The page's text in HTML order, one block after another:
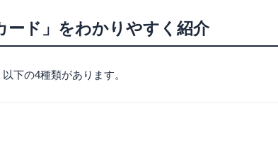
しくは1％の還元率です。
ード」をわかりやすく紹介
下の4種類があります。